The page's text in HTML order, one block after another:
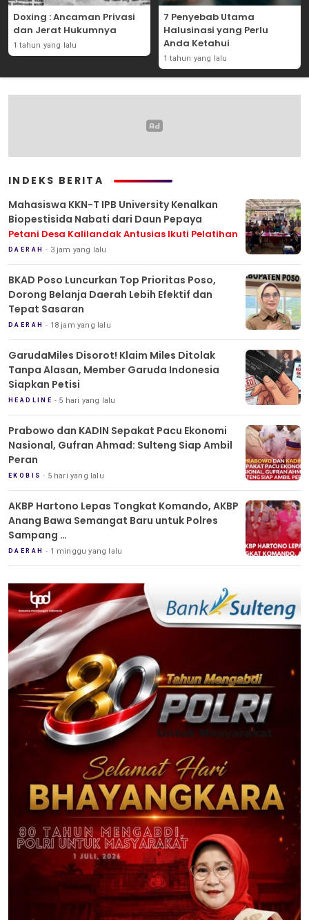
Doxing : Ancaman Privasi
dan Jerat Hukumnya
1 tahun yang lalu
7 Penyebab Utama
Halusinasi yang Perlu
Anda Ketahui
1 tahun yang lalu
INDEKS BERITA
Mahasiswa KKN-T IPB University Kenalkan
Biopestisida Nabati dari Daun Pepaya
Petani Desa Kalilandak Antusias Ikuti Pelatihan
DAERAH 3 jam yang lalu
BKAD Poso Luncurkan Top Prioritas Poso,
Dorong Belanja Daerah Lebih Efektif dan
Tepat Sasaran
DAERAH 18 jam yang lalu
GarudaMiles Disorot! Klaim Miles Ditolak
Tanpa Alasan, Member Garuda Indonesia
Siapkan Petisi
HEADLINE 5 hari yang lalu
Prabowo dan KADIN Sepakat Pacu Ekonomi
Nasional, Gufran Ahmad: Sulteng Siap Ambil
Peran
EKOBIS 5 hari yang lalu
AKBP Hartono Lepas Tongkat Komando, AKBP
Anang Bawa Semangat Baru untuk Polres
Sampang
Tradisi Pedang Pora Iringi Sertijab Kapolres
Sampang
DAERAH 1 minggu yang lalu